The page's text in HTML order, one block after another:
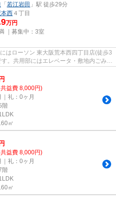
「若江岩田 」駅 徒歩29分
西 ４丁目
万円
｜募集中： 3室
はローソン 東大阪荒本西四丁目店(徒歩3
。共用部にはエレベータ・敷地内ごみ置
益費 8,000円)
｜礼：0ヶ月
階
㎡
益費 8,000円)
｜礼：0ヶ月
階
㎡